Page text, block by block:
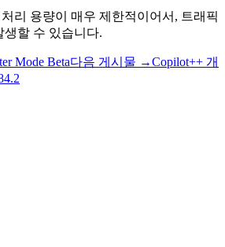
리 용량이 매우 제한적이어서, 트래픽
생할 수 있습니다.
Mode Beta다음 게시물 →Copilot++ 개